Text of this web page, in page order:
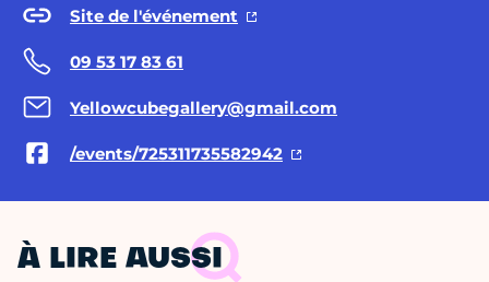
Site de l'événement
09 53 17 83 61
Yellowcubegallery@gmail.com
/events/725311735582942
À LIRE AUSSI